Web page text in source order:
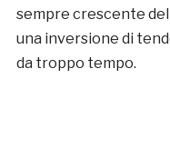
sempre crescente
una inversione di
da troppo tempo.